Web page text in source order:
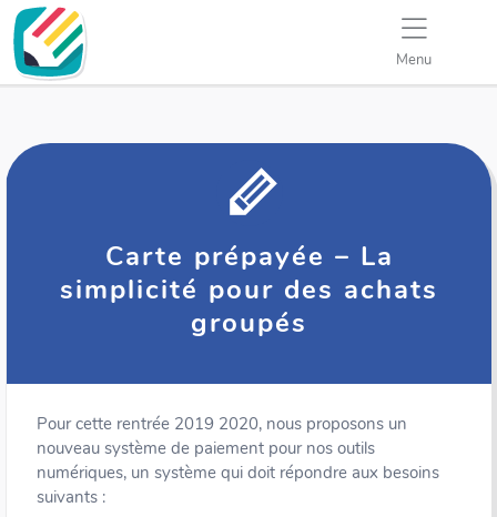
Menu
Carte prépayée – La
simplicité pour des achats
groupés
Pour cette rentrée 2019 2020, nous proposons un
nouveau système de paiement pour nos outils
numériques, un système qui doit répondre aux besoins
suivants :